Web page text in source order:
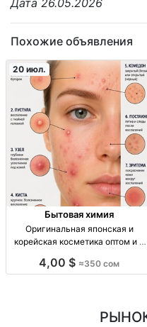
Дата 26.05.2026
Похожие объявления
20 июл.
Бытовая химия
Оригинальная японская и
корейская косметика оптом и в
СНГ опт/розн: яп. и корейская
4,00 $ ≈350 сом